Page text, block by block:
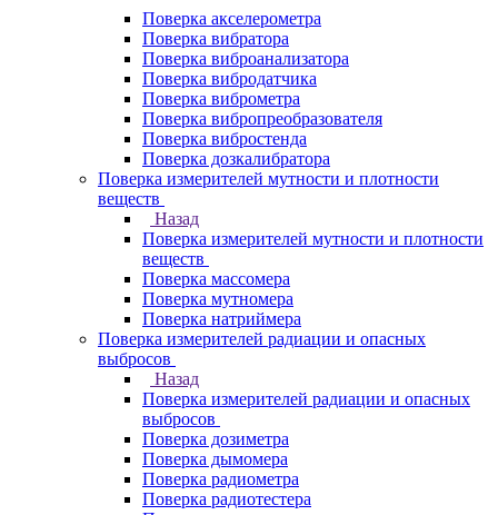
Поверка акселерометра
Поверка вибратора
Поверка виброанализатора
Поверка вибродатчика
Поверка виброметра
Поверка вибропреобразователя
Поверка вибростенда
Поверка дозкалибратора
Поверка измерителей мутности и плотности
веществ
Назад
Поверка измерителей мутности и плотности
веществ
Поверка массомера
Поверка мутномера
Поверка натриймера
Поверка измерителей радиации и опасных
выбросов
Назад
Поверка измерителей радиации и опасных
выбросов
Поверка дозиметра
Поверка дымомера
Поверка радиометра
Поверка радиотестера